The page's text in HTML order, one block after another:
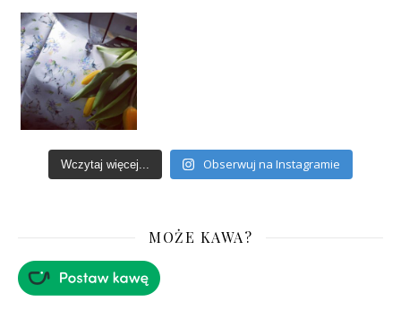
Wczytaj więcej... Obserwuj na Instagramie
MOŻE KAWA?